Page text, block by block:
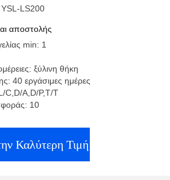
YSL-LS200
αποστολής
min: 1
ξύλινη θήκη
40 εργάσιμες ημέρες
C,D/A,D/P,T/T
10
Καλύτερη Τιμή